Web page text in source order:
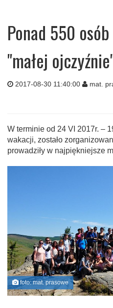
Ponad 550
"małej
2017-08-30 11:40:00 mat.
W terminie od 24 VI 2017r. –
wakacji, zostało
prowadziły w najpiękniejsze
foto: mat. prasowe